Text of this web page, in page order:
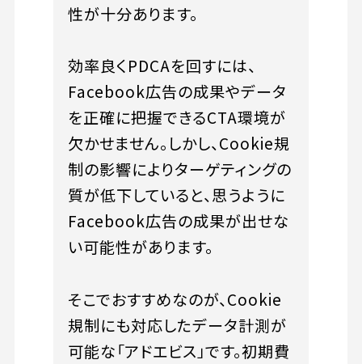
性が十分あります。
効率良くPDCAを回すには、
Facebook広告の成果やデータ
を正確に把握できるCTA環境が
欠かせません。しかし、Cookie規
制の影響によりターゲティングの
質が低下していると、思うように
Facebook広告の成果が出せな
い可能性があります。
そこでおすすめなのが、Cookie
規制にも対応したデータ計測が
可能な「アドエビス」です。初期費